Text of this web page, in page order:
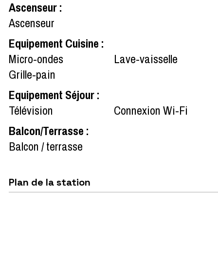
Ascenseur:
Ascenseur
Equipement Cuisine :
Micro-ondes
Lave-vaisselle
Grille-pain
Equipement Séjour:
Télévision
Connexion Wi-Fi
Balcon/Terrasse :
Balcon / terrasse
Plan de la station